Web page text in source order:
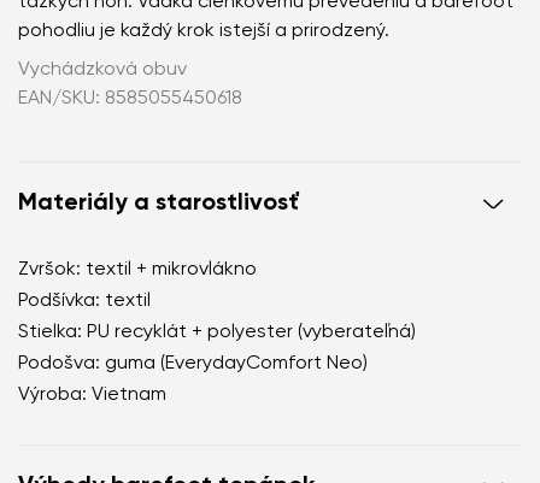
pohodliu je každý krok istejší a prirodzený.
Vychádzková obuv
EAN/SKU: 8585055450618
Materiály a starostlivosť
Zvršok: textil + mikrovlákno
Podšívka: textil
Stielka: PU recyklát + polyester (vyberateľná)
Podošva: guma (EverydayComfort Neo)
Výroba: Vietnam